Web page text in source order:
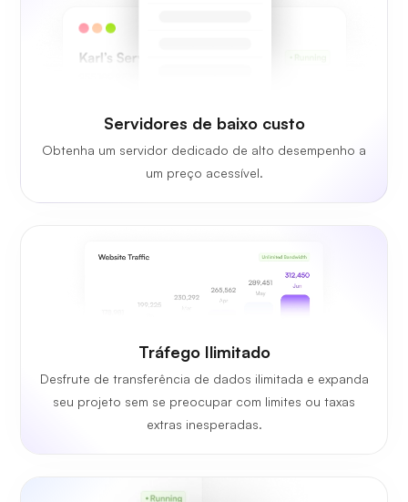
Servidores de baixo custo
Obtenha um servidor dedicado de alto desempenho a
um preço acessível.
Tráfego Ilimitado
Desfrute de transferência de dados ilimitada e expanda
seu projeto sem se preocupar com limites ou taxas
extras inesperadas.